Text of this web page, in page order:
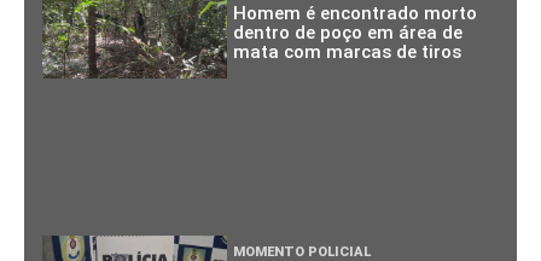
Homem é encontrado morto
dentro de poço em área de
mata com marcas de tiros
MOMENTO POLICIAL